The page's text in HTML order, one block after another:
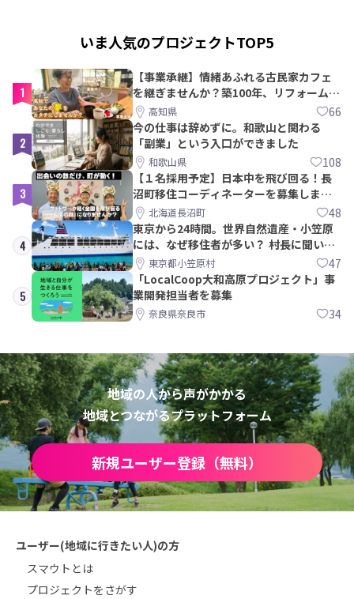
いま人気のプロジェクトTOP5
1
【事業承継】情緒あふれる古民家カフェ
を継ぎませんか？築100年、リフォームか
ら約10年！
高知県 66
2
今の仕事は辞めずに。和歌山と関わる
「副業」という入口ができました
和歌山県 108
3
【１名採用予定】日本中を飛び回る！長
沼町移住コーディネーターを募集しま
す！北海道長沼町 48
4
東京から24時間。世界自然遺産・小笠原
には、なぜ移住者が多い？ 村長に聞いて
みた東京都小笠原村 47
5
「LocalCoop大和高原プロジェクト」事
業開発担当者を募集
奈良県奈良市 34
地域の人から声がかかる
地域とつながるプラットフォーム
新規ユーザー登録（無料）
ユーザー(地域に行きたい人)の方
スマウトとは
プロジェクトをさがす